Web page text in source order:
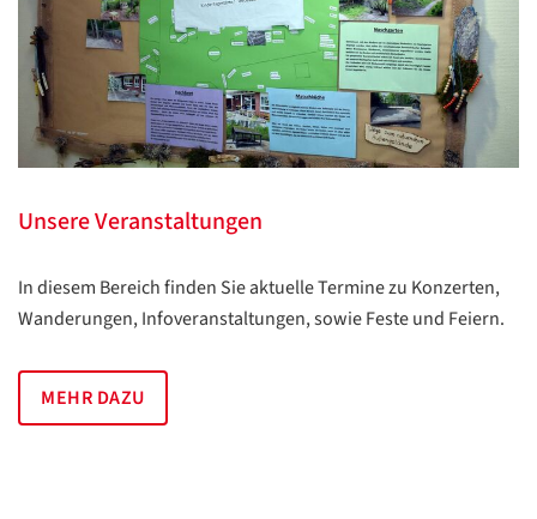
Unsere Veranstaltungen
In diesem Bereich finden Sie aktuelle Termine zu Konzerten,
Wanderungen, Infoveranstaltungen, sowie Feste und Feiern.
MEHR DAZU